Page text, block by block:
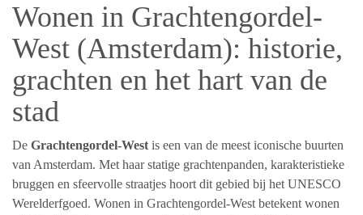
Wonen in Grachtengordel-
West (Amsterdam): historie,
grachten en het hart van de
stad
De Grachtengordel-West is een van de meest iconische buurten
van Amsterdam. Met haar statige grachtenpanden, karakteristieke
bruggen en sfeervolle straatjes hoort dit gebied bij het UNESCO
Werelderfgoed. Wonen in Grachtengordel-West betekent wonen